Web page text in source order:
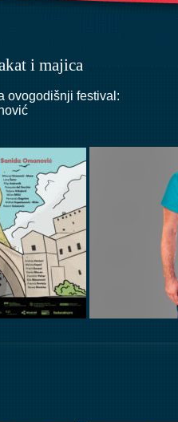
i majica
ovogodišnji festival: